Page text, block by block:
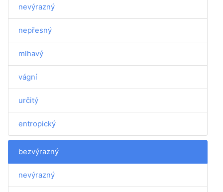
nevýrazný
nepřesný
mlhavý
vágní
určitý
entropický
bezvýrazný
nevýrazný